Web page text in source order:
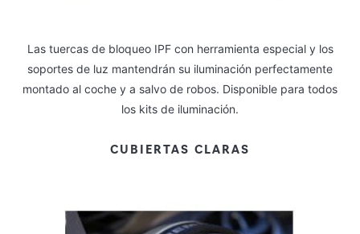
Las tuercas de bloqueo IPF con herramienta especial y los
soportes de luz mantendrán su iluminación perfectamente
montado al coche y a salvo de robos. Disponible para todos
los kits de iluminación.
CUBIERTAS CLARAS